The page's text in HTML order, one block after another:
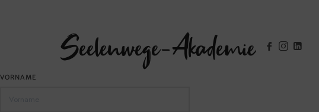
Seelenwege-Akademie
VORNAME